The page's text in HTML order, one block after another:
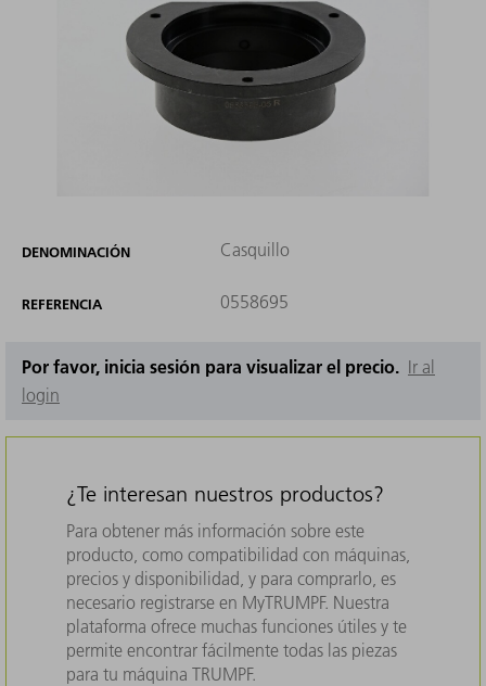
DENOMINACIÓN Casquillo
REFERENCIA 0558695
Por favor, inicia sesión para visualizar el precio. Ir al
login
¿Te interesan nuestros productos?
Para obtener más información sobre este
producto, como compatibilidad con máquinas,
precios y disponibilidad, y para comprarlo, es
necesario registrarse en MyTRUMPF. Nuestra
plataforma ofrece muchas funciones útiles y te
permite encontrar fácilmente todas las piezas
para tu máquina TRUMPF.